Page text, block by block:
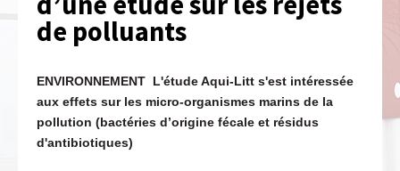
de polluants
ENVIRONNEMENT L'étude Aqui-Litt s'est intéressée
aux effets sur les micro-organismes marins de la
pollution (bactéries d’origine fécale et résidus
d'antibiotiques)